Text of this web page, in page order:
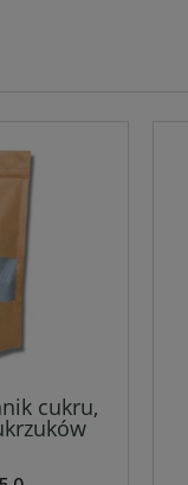
cukru,